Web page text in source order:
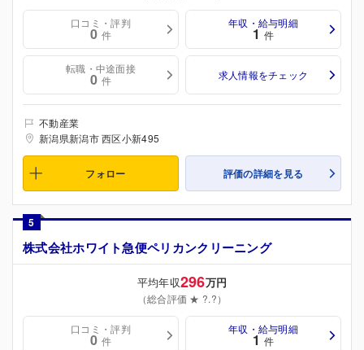
口コミ・評判
0 件
年収・給与明細
1 件
転職・中途面接
0 件 求人情報をチェック
不動産業
新潟県新潟市 西区小新495
フォロー 評価の詳細を見る
5
株式会社ホワイト急便ペリカンクリーニング
平均年収296万円
（総合評価 ★ ?.?）
口コミ・評判
0 件
年収・給与明細
1 件